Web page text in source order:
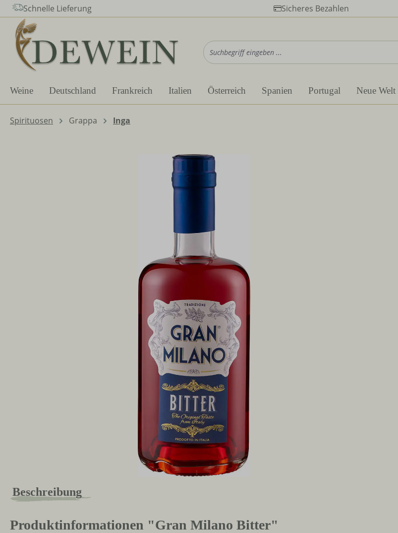
Hauptinhalt springen
Zur Suche springen
Zur Hauptnavigation springen
Schnelle Lieferung Sicheres Bezahlen
Weine Deutschland Frankreich Italien Österreich Spanien Portugal Neue Welt
Spirituosen Grappa Inga
Beschreibung
Produktinformationen "Gran Milano Bitter"